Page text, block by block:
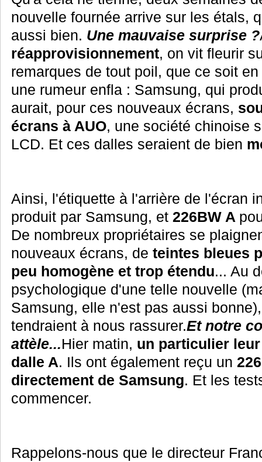
nouvelle fournée arrive sur les étals,
aussi bien. Une mauvaise surprise ?
réapprovisionnement, on vit fleurir
remarques de tout poil, que ce soit
une rumeur enfla : Samsung, qui
aurait, pour ces nouveaux écrans,
écrans à AUO, une société chinoise
LCD. Et ces dalles seraient de bien
Ainsi, l'étiquette à l'arrière de l'écran
produit par Samsung, et 226BW A
De nombreux propriétaires se
nouveaux écrans, de teintes bleues
peu homogène et trop étendu... Au
psychologique d'une telle nouvelle
Samsung, elle n'est pas aussi
tendraient à nous rassurer.Et notre
attèle...Hier matin, un particulier
dalle A. Ils ont également reçu un
directement de Samsung. Et les
commencer.
Rappelons-nous que le directeur